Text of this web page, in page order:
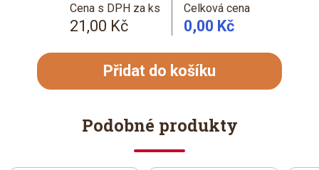
Cena s DPH za ks
21,00 Kč
Celková cena
0,00 Kč
Přidat do košíku
Podobné produkty